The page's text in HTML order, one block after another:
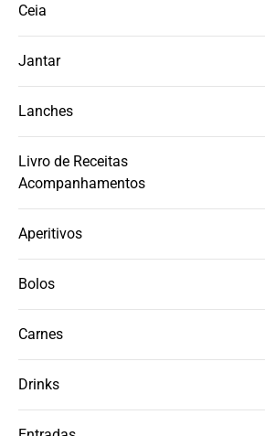
Ceia
Jantar
Lanches
Livro de Receitas
Acompanhamentos
Aperitivos
Bolos
Carnes
Drinks